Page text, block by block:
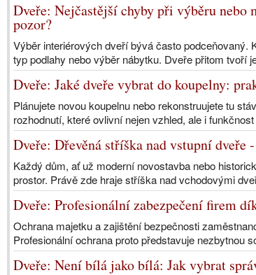
Dveře: Nejčastější chyby při výběru
pozor?
Výběr interiérových dveří bývá často
typ podlahy nebo výběr nábytku. Dveře přitom tvoří
Dveře: Jaké dveře vybrat do koupelny:
Plánujete novou koupelnu nebo rekonstruujete tu
rozhodnutí, které ovlivní nejen vzhled, ale i
Dveře: Dřevěná stříška nad vstupní dveře
Každý dům, ať už moderní novostavba nebo
prostor. Právě zde hraje stříška nad vchodovými
Dveře: Profesionální zabezpečení firem
Ochrana majetku a zajištění bezpečnosti
Profesionální ochrana proto představuje nezbytnou
Dveře: Není bílá jako bílá: Jak vybrat